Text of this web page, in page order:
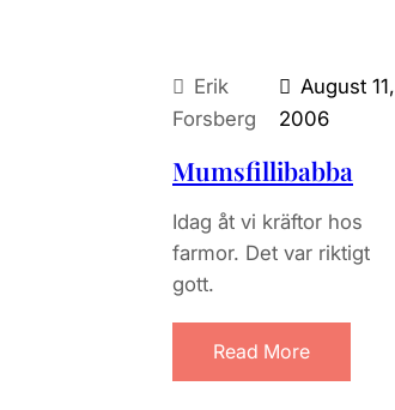
Erik
Forsberg
August 11,
2006
Mumsfillibabba
Idag åt vi kräftor hos
farmor. Det var riktigt
gott.
Read More